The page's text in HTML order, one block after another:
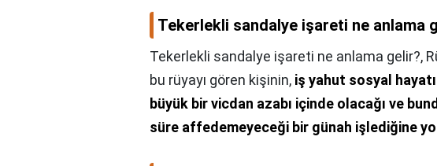
Tekerlekli sandalye işareti ne anlama
Tekerlekli sandalye işareti ne anlama gelir?,
bu rüyayı gören kişinin, iş yahut sosyal
büyük bir vicdan azabı içinde olacağı ve
süre affedemeyeceği bir günah işlediğine